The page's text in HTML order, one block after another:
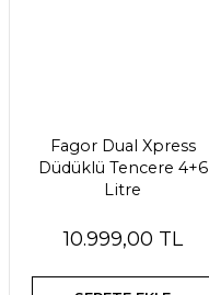
Fagor Dual Xpress
Düdüklü Tencere 4+6
Litre
10.999,00 TL